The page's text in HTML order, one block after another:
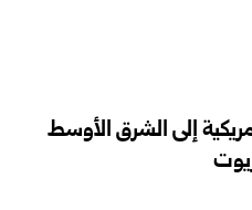
إلى الشرق الأوسط